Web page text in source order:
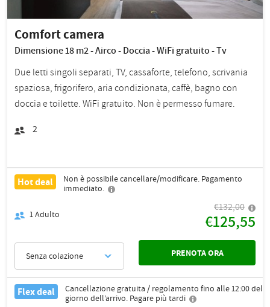
Comfort camera
Dimensione 18 m2 - Airco - Doccia - WiFi gratuito - Tv
Due letti singoli separati, TV, cassaforte, telefono, scrivania
spaziosa, frigorifero, aria condizionata, caffè, bagno con
doccia e toilette. WiFi gratuito. Non è permesso fumare.
2
Hot deal
Non è possibile cancellare/modificare. Pagamento
immediato.
1Adulto
€132,00
€125,55
Senza colazione PRENOTA ORA
Flex deal
Cancellazione gratuita / regolamento fino alle 12:00 del
giorno dell’arrivo. Pagare più tardi